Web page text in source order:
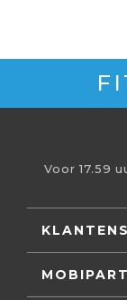
Voor 17.59